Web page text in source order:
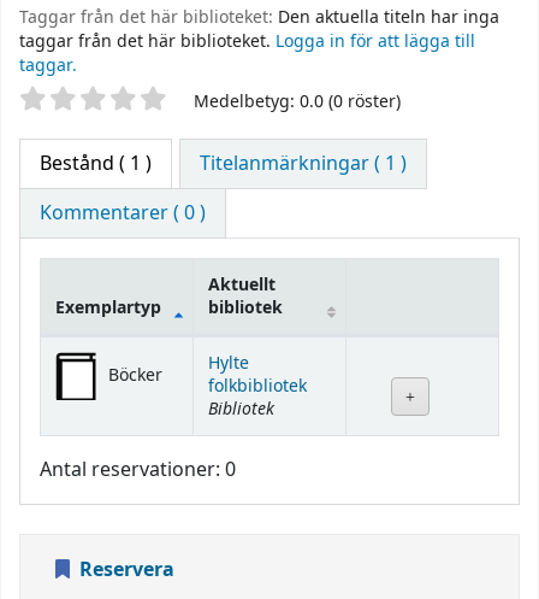
Taggar från det här biblioteket: Den aktuella titeln har inga
taggar från det här biblioteket. Logga in för att lägga till
taggar.
Betyg Medelbetyg: 0.0 (0 röster)
Bestånd ( 1 )
Titelanmärkningar ( 1 )
Kommentarer ( 0 )
Bestånd
Exemplartyp
Aktuellt
bibliotek
Böcker
Hylte
folkbibliotek
Bibliotek
Antal reservationer: 0
Reservera